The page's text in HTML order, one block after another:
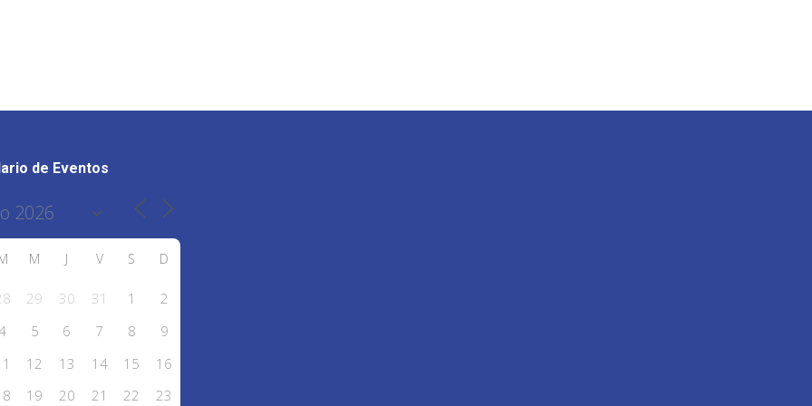
de Eventos
M J V S D
29 30 31 1
2
5 6 7 8
9
12 13 14 15
16
19 20 21 22 23